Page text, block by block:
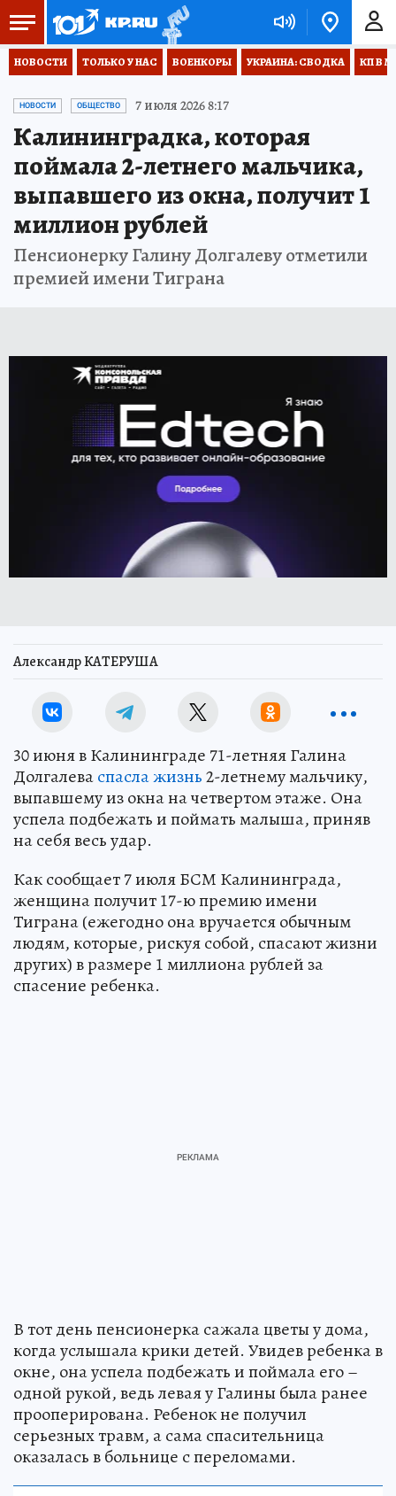
НОВОСТИ ТОЛЬКО У НАС ВОЕНКОРЫ УКРАИНА: СВОДКА КП В
НОВОСТИ ОБЩЕСТВО 7 июля 2026 8:17
Калининградка, которая
поймала 2-летнего мальчика,
выпавшего из окна, получит 1
миллион рублей
Пенсионерку Галину Долгалеву отметили
премией имени Тиграна
Александр КАТЕРУША
30 июня в Калининграде 71-летняя Галина
Долгалеваспасла жизнь2-летнему мальчику,
выпавшему из окна на четвертом этаже. Она
успела подбежать и поймать малыша, приняв
на себя весь удар.
Как сообщает 7 июля БСМ Калининграда,
женщина получит 17-ю премию имени
Тиграна (ежегодно она вручается обычным
людям, которые, рискуя собой, спасают жизни
других) в размере 1 миллиона рублей за
спасение ребенка.
В тот день пенсионерка сажала цветы у дома,
когда услышала крики детей. Увидев ребенка в
окне, она успела подбежать и поймала его –
одной рукой, ведь левая у Галины была ранее
прооперирована. Ребенок не получил
серьезных травм, а сама спасительница
оказалась в больнице с переломами.